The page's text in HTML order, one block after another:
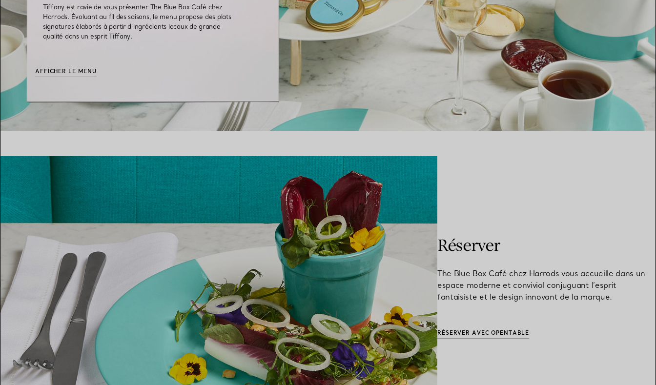
Alliances pour femme Bagues pour couples Bagues Eternité Elsa Peretti®
Comment assortir alliance et
bague de fiançailles
avec un expert en diamants Tiffany.
Tiffany est ravie de vous présenter The Blue Box Café chez
Harrods. Évoluant au fil des saisons, le menu propose des plats
signatures élaborés à partir d’ingrédients locaux de grande
qualité dans un esprit Tiffany.
AFFICHER LE MENU
Réserver
The Blue Box Café chez Harrods vous accueille dans un
espace moderne et convivial conjuguant l’esprit
fantaisiste et le design innovant de la marque.
RÉSERVER AVEC OPENTABLE